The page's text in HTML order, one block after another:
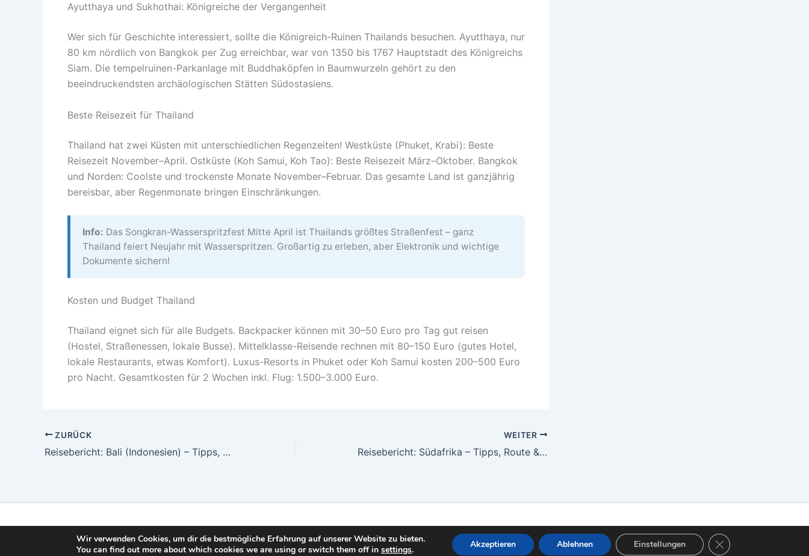
Ayutthaya und Sukhothai: Königreiche der Vergangenheit
Wer sich für Geschichte interessiert, sollte die Königreich-Ruinen Thailands besuchen. Ayutthaya, nur
80 km nördlich von Bangkok per Zug erreichbar, war von 1350 bis 1767 Hauptstadt des Königreichs
Siam. Die tempelruinen-Parkanlage mit Buddhaköpfen in Baumwurzeln gehört zu den
beeindruckendsten archäologischen Stätten Südostasiens.
Beste Reisezeit für Thailand
Thailand hat zwei Küsten mit unterschiedlichen Regenzeiten! Westküste (Phuket, Krabi): Beste
Reisezeit November–April. Ostküste (Koh Samui, Koh Tao): Beste Reisezeit März–Oktober. Bangkok
und Norden: Coolste und trockenste Monate November–Februar. Das gesamte Land ist ganzjährig
bereisbar, aber Regenmonate bringen Einschränkungen.
Info: Das Songkran-Wasserspritzfest Mitte April ist Thailands größtes Straßenfest – ganz
Thailand feiert Neujahr mit Wasserspritzen. Großartig zu erleben, aber Elektronik und wichtige
Dokumente sichern!
Kosten und Budget Thailand
Thailand eignet sich für alle Budgets. Backpacker können mit 30–50 Euro pro Tag gut reisen
(Hostel, Straßenessen, lokale Busse). Mittelklasse-Reisende rechnen mit 80–150 Euro (gutes Hotel,
lokale Restaurants, etwas Komfort). Luxus-Resorts in Phuket oder Koh Samui kosten 200–500 Euro
pro Nacht. Gesamtkosten für 2 Wochen inkl. Flug: 1.500–3.000 Euro.
ZURÜCK
Reisebericht: Bali (Indonesien) – Tipps, Route & beste Reisezeit
WEITER
Reisebericht: Südafrika – Tipps, Route & beste Reisezeit
Copyright © 2026 ottello24-de |Impressum
Wir verwenden Cookies, um dir die bestmögliche Erfahrung auf unserer Website zu bieten.
You can find out more about which cookies we are using or switch them off insettings. Akzeptieren Ablehnen Einstellungen GDPR Cookie-Banner